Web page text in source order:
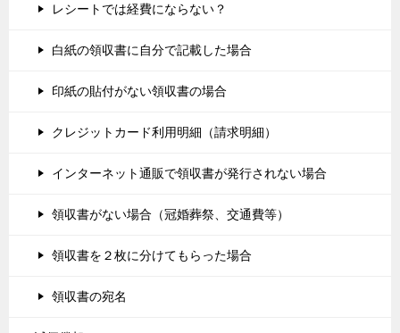
レシートでは経費にならない？
白紙の領収書に自分で記載した場合
印紙の貼付がない領収書の場合
クレジットカード利用明細（請求明細）
インターネット通販で領収書が発行されない場合
領収書がない場合（冠婚葬祭、交通費等）
領収書を２枚に分けてもらった場合
領収書の宛名